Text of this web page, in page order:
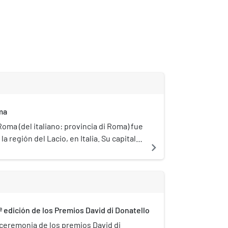
(del italiano: provincia di Roma) fue
región del Lacio, en Italia. Su capital
área de 5352 km² y una población
reemplazada por la ciudad
navigate_next
edición de los Premios David di Donatello
de los premios David di